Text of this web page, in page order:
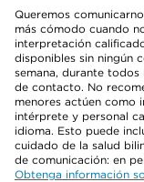
Queremos
más cómodo cuando
interpretación
disponibles sin ningún
semana, durante
de contacto. No
menores actúen como
intérprete y personal
idioma. Esto puede
cuidado de la salud
de comunicación: en
Obtenga información